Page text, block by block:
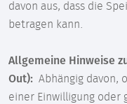
davon aus, dass die
betragen kann.
Allgemeine Hinweise
Out): Abhängig davon,
einer Einwilligung oder